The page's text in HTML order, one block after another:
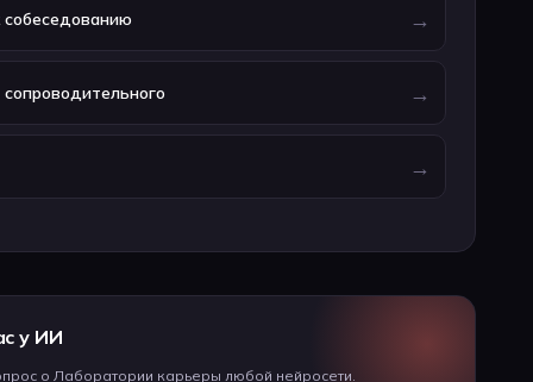
собеседованию →
сопроводительного →
→
у ИИ
о Лаборатории карьеры любой нейросети.